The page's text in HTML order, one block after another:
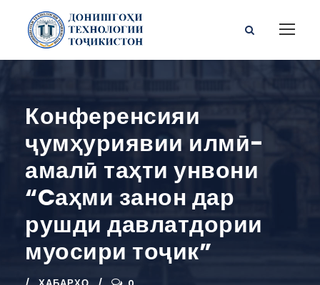
Конференсияи
ҷумҳуриявии илмӣ-
амалӣ таҳти унвони
“Cаҳми занон дар
рушди давлатдории
муосири тоҷик”